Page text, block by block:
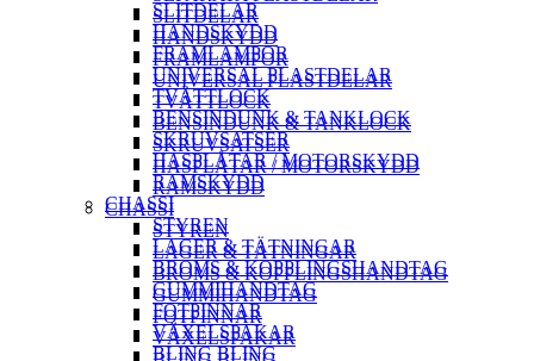
SLITDELAR
HANDSKYDD
FRAMLAMPOR
UNIVERSAL PLASTDELAR
TVÄTTLOCK
BENSINDUNK & TANKLOCK
SKRUVSATSER
HASPLÅTAR / MOTORSKYDD
RAMSKYDD
CHASSI
STYREN
LAGER & TÄTNINGAR
BROMS & KOPPLINGSHANDTAG
GUMMIHANDTAG
FOTPINNAR
VÄXELSPAKAR
SLITDELAR
HANDSKYDD
FRAMLAMPOR
UNIVERSAL PLASTDELAR
TVÄTTLOCK
BENSINDUNK & TANKLOCK
SKRUVSATSER
HASPLÅTAR / MOTORSKYDD
RAMSKYDD
CHASSI
STYREN
LAGER & TÄTNINGAR
BROMS & KOPPLINGSHANDTAG
GUMMIHANDTAG
FOTPINNAR
VÄXELSPAKAR
BLING BLING